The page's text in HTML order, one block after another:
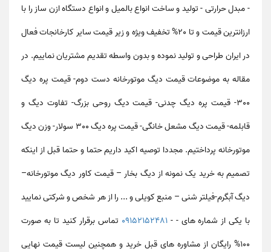
- مبدل حرارتی - تولید و ساخت انواع بالمیل و انواع دستگاه ازن ساز را با
ارزانترین قیمت و تا 20% تخفیف ویژه و زیر قیمت سایر کارخانجات فعال
در ایران طراحی و تولید نموده و بدون واسطه تقدیم مشتریان نماییم. در
مقاله به موضوعاتقیمت دیگ موتورخانه دست دوم- قیمت پره دیگ
300- قیمت پره دیگ چدنی- قیمت دیگ روحی بزرگ- تفاوت دیگ و
قابلمه- قیمت دیگ مشعل خانگی- قیمت پره دیگ 300 سولار- وزن دیگ
موتورخانه پرداختیم. مجددا توصیه اکید داریم حتما و حتما قبل از اینکه
تصمیم به خرید یک نمونه از دیگ بخار – قیمت کاور دیگ موتورخانه–
دیگ آبگرم-فیلتر شنی – منبع کویلی و ... را از هر شخص و شرکتی نمایید
با یکی از شماره های - - 09152152481 تماس برقرار کنید تا به صورت
100% رایگان از مشاوره های قبل خرید و همچنین لیست قیمت نهایی